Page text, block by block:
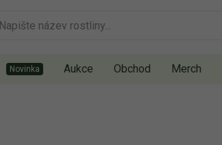
Aukce Obchod Merch